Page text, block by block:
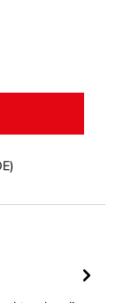
Wert